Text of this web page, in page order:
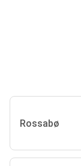
Rossabø